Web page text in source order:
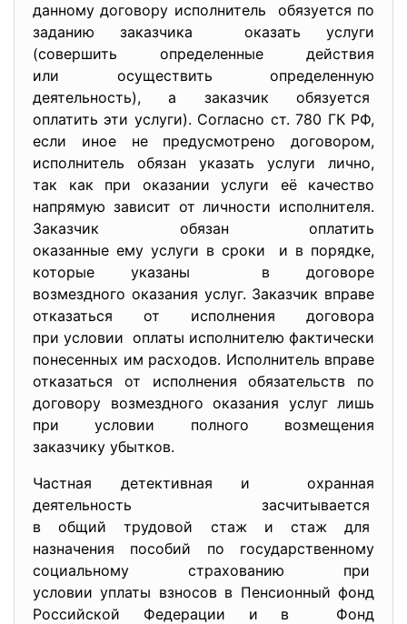
данному договору исполнитель обязуется по
заданию заказчика оказать услуги
(совершить определенные действия
или осуществить определенную
деятельность), а заказчик обязуется
оплатить эти услуги). Согласно ст. 780 ГК РФ,
если иное не предусмотрено договором,
исполнитель обязан указать услуги лично,
так как при оказании услуги её качество
напрямую зависит от личности исполнителя.
Заказчик обязан оплатить
оказанные ему услуги в сроки и в порядке,
которые указаны в договоре
возмездного оказания услуг. Заказчик вправе
отказаться от исполнения договора
при условии оплаты исполнителю фактически
понесенных им расходов. Исполнитель вправе
отказаться от исполнения обязательств по
договору возмездного оказания услуг лишь
при условии полного возмещения
заказчику убытков.
Частная детективная и охранная
деятельность засчитывается
в общий трудовой стаж и стаж для
назначения пособий по государственному
социальному страхованию при
условии уплаты взносов в Пенсионный фонд
Российской Федерации и в Фонд